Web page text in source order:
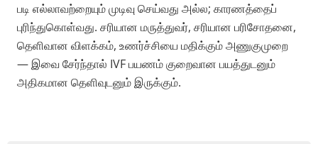
படி எல்லாவற்றையும் முடிவு செய்வது அல்ல; காரணத்தைப்
புரிந்துகொள்வது. சரியான மருத்துவர், சரியான பரிசோதனை,
தெளிவான விளக்கம், உணர்ச்சியை மதிக்கும் அணுகுமுறை
— இவை சேர்ந்தால் IVF பயணம் குறைவான பயத்துடனும்
அதிகமான தெளிவுடனும் இருக்கும்.